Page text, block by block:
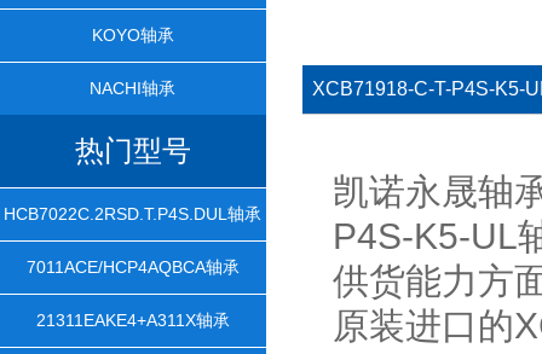
KOYO轴承
NACHI轴承
热门型号
HCB7022C.2RSD.T.P4S.DUL轴承
7011ACE/HCP4AQBCA轴承
21311EAKE4+A311X轴承
XCB71918-C-T-P4S-K5-
凯诺永晟轴
P4S-K5-UL
供货能力方
原装进口的